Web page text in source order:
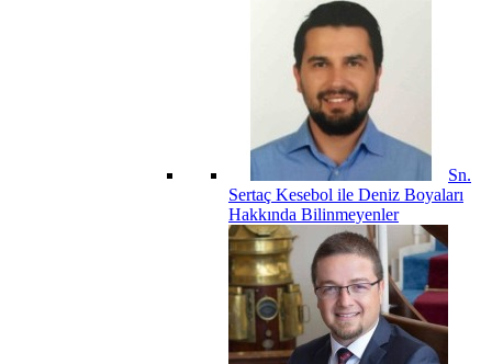
Sn.
Sertaç Kesebol ile Deniz Boyaları
Hakkında Bilinmeyenler